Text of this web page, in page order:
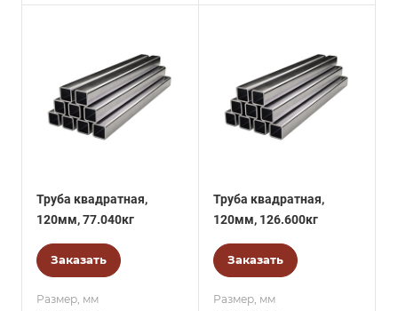
Труба квадратная,
120мм, 77.040кг
Заказать
Размер, мм
Труба квадратная,
120мм, 126.600кг
Заказать
Размер, мм